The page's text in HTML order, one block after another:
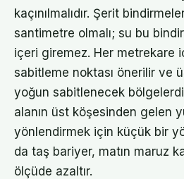
kaçınılmalıdır. Şerit
santimetre olmalı; su bu
içeri giremez. Her metrekare
sabitleme noktası önerilir ve
yoğun sabitlenecek
alanın üst köşesinden gelen
yönlendirmek için küçük bir
da taş bariyer, matın maruz
ölçüde azaltır.